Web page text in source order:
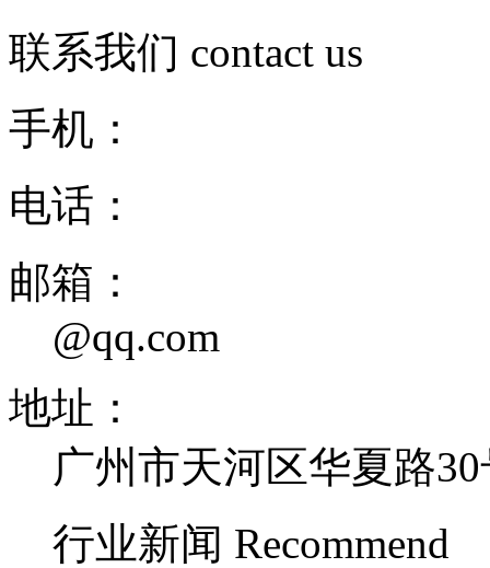
联系我们 contact us
手机：
电话：
邮箱：
@qq.com
地址：
广州市天河区华夏路
行业新闻 Recommend